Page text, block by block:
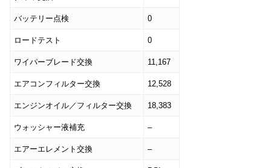
バッテリー点検 0
ロードテスト 0
ワイパーブレード交換 11,167
エアコンフィルター交換 12,528
エンジンオイル／フィルター交換 18,383
ウォッシャー液補充 –
エアーエレメント交換 –